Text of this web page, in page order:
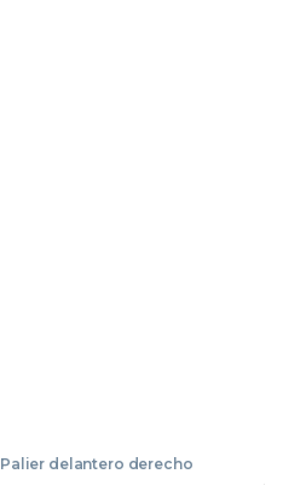
Palier delantero derecho